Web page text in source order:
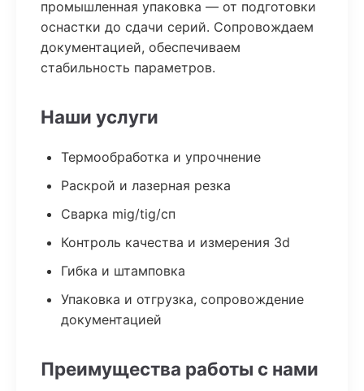
промышленная упаковка — от подготовки
оснастки до сдачи серий. Сопровождаем
документацией, обеспечиваем
стабильность параметров.
Наши услуги
Термообработка и упрочнение
Раскрой и лазерная резка
Сварка mig/tig/сп
Контроль качества и измерения 3d
Гибка и штамповка
Упаковка и отгрузка, сопровождение
документацией
Преимущества работы с нами